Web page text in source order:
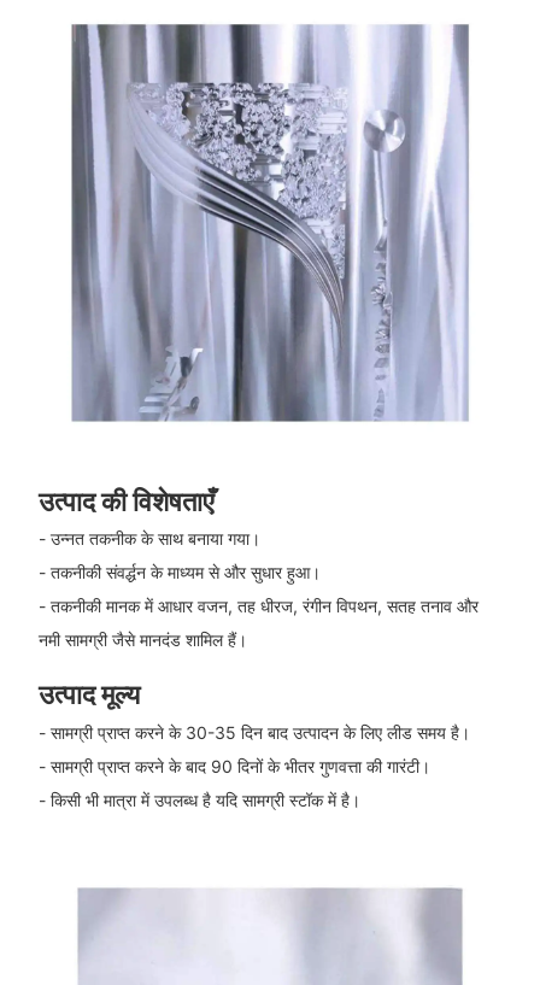
उत्पाद की विशेषताएँ
- उन्नत तकनीक के साथ बनाया गया।
- तकनीकी संवर्द्धन के माध्यम से और सुधार हुआ।
- तकनीकी मानक में आधार वजन, तह धीरज, रंगीन विपथन, सतह तनाव और
नमी सामग्री जैसे मानदंड शामिल हैं।
उत्पाद मूल्य
- सामग्री प्राप्त करने के 30-35 दिन बाद उत्पादन के लिए लीड समय है।
- सामग्री प्राप्त करने के बाद 90 दिनों के भीतर गुणवत्ता की गारंटी।
- किसी भी मात्रा में उपलब्ध है यदि सामग्री स्टॉक में है।